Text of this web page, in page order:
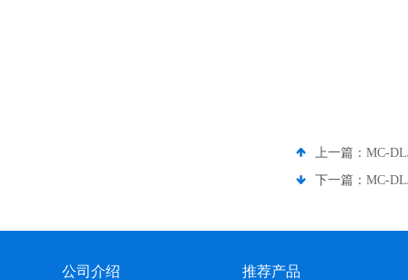
上一篇： MC-
下一篇： MC-
公司介绍 推荐产品